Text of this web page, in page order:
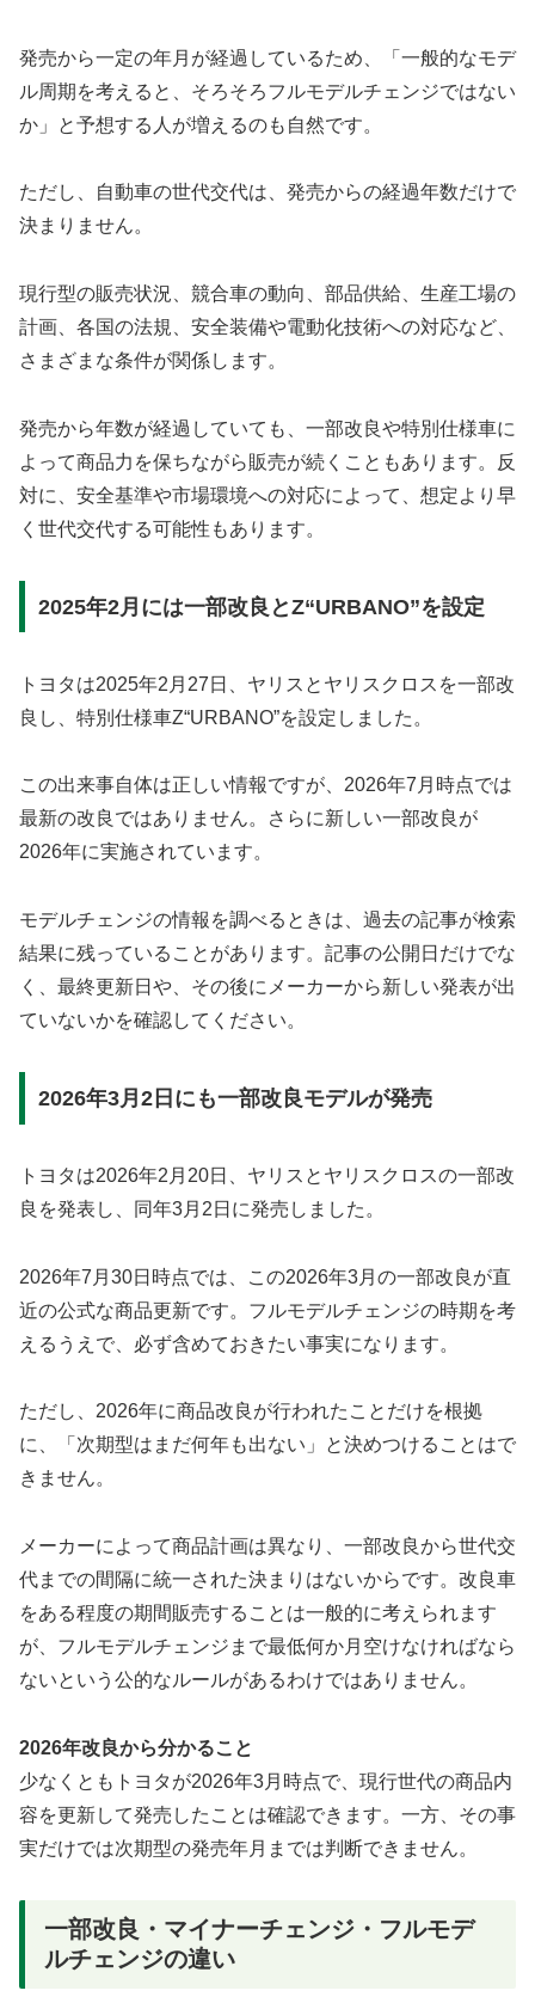
発売から一定の年月が経過しているため、「一般的なモデ
ル周期を考えると、そろそろフルモデルチェンジではない
か」と予想する人が増えるのも自然です。
ただし、自動車の世代交代は、発売からの経過年数だけで
決まりません。
現行型の販売状況、競合車の動向、部品供給、生産工場の
計画、各国の法規、安全装備や電動化技術への対応など、
さまざまな条件が関係します。
発売から年数が経過していても、一部改良や特別仕様車に
よって商品力を保ちながら販売が続くこともあります。反
対に、安全基準や市場環境への対応によって、想定より早
く世代交代する可能性もあります。
2025年2月には一部改良とZ“URBANO”を設定
トヨタは2025年2月27日、ヤリスとヤリスクロスを一部改
良し、特別仕様車Z“URBANO”を設定しました。
この出来事自体は正しい情報ですが、2026年7月時点では
最新の改良ではありません。さらに新しい一部改良が
2026年に実施されています。
モデルチェンジの情報を調べるときは、過去の記事が検索
結果に残っていることがあります。記事の公開日だけでな
く、最終更新日や、その後にメーカーから新しい発表が出
ていないかを確認してください。
2026年3月2日にも一部改良モデルが発売
トヨタは2026年2月20日、ヤリスとヤリスクロスの一部改
良を発表し、同年3月2日に発売しました。
2026年7月30日時点では、この2026年3月の一部改良が直
近の公式な商品更新です。フルモデルチェンジの時期を考
えるうえで、必ず含めておきたい事実になります。
ただし、2026年に商品改良が行われたことだけを根拠
に、「次期型はまだ何年も出ない」と決めつけることはで
きません。
メーカーによって商品計画は異なり、一部改良から世代交
代までの間隔に統一された決まりはないからです。改良車
をある程度の期間販売することは一般的に考えられます
が、フルモデルチェンジまで最低何か月空けなければなら
ないという公的なルールがあるわけではありません。
2026年改良から分かること
少なくともトヨタが2026年3月時点で、現行世代の商品内
容を更新して発売したことは確認できます。一方、その事
実だけでは次期型の発売年月までは判断できません。
一部改良・マイナーチェンジ・フルモデ
ルチェンジの違い